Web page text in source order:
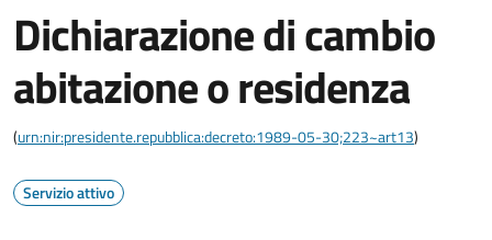
Dichiarazione di cambio
abitazione o residenza
(urn:nir:presidente.repubblica:decreto:1989-05-30;223~art13)
Servizio attivo